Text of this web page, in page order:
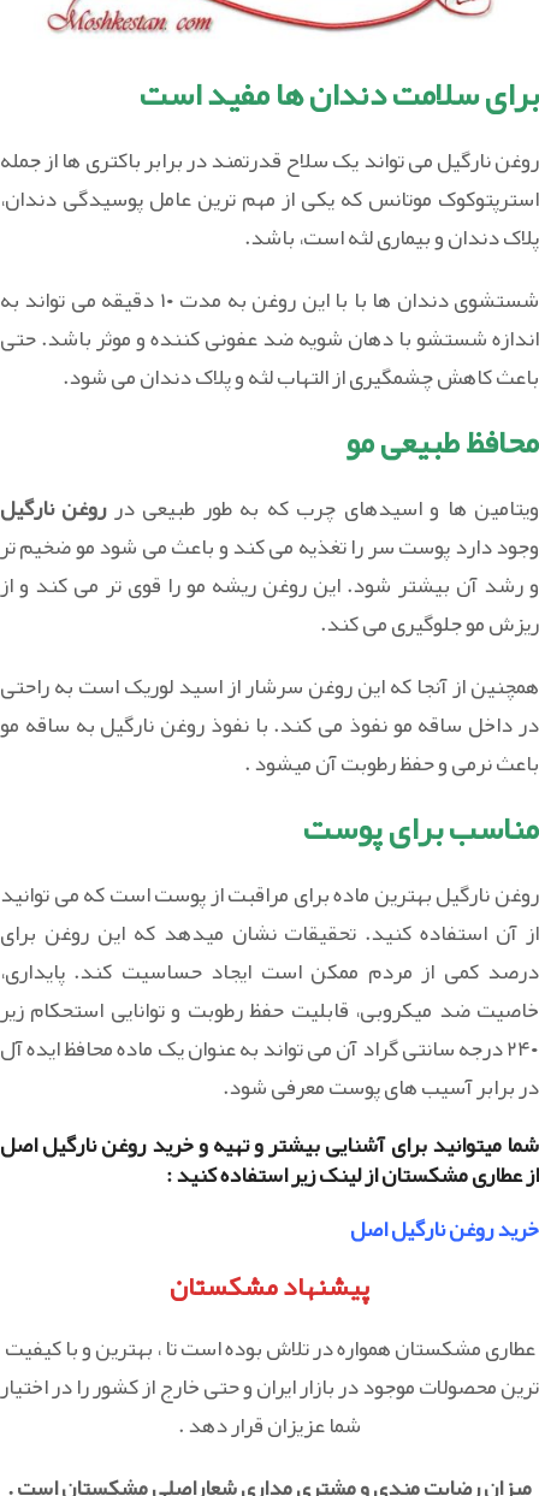
برای سلامت دندان ها مفید است
روغن نارگیل می تواند یک سلاح قدرتمند در برابر باکتری ها از جمله
استرپتوکوک موتانس که یکی از مهم ترین عامل پوسیدگی دندان،
پلاک دندان و بیماری لثه است، باشد.
شستشوی دندان ها با با این روغن به مدت ۱۰ دقیقه می تواند به
اندازه شستشو با دهان شویه ضد عفونی کننده و موثر باشد. حتی
باعث کاهش چشمگیری از التهاب لثه و پلاک دندان می شود.
محافظ طبیعی مو
ویتامین ها و اسیدهای چرب که به طور طبیعی درروغن نارگیل
وجود دارد پوست سر را تغذیه می کند و باعث می شود مو ضخیم تر
و رشد آن بیشتر شود. این روغن ریشه مو را قوی تر می کند و از
ریزش مو جلوگیری می کند.
همچنین از آنجا که این روغن سرشار از اسید لوریک است به راحتی
در داخل ساقه مو نفوذ می کند. با نفوذ روغن نارگیل به ساقه مو
باعث نرمی و حفظ رطوبت آن میشود .
مناسب برای پوست
روغن نارگیل بهترین ماده برای مراقبت از پوست است که می توانید
از آن استفاده کنید. تحقیقات نشان میدهد که این روغن برای
درصد کمی از مردم ممکن است ایجاد حساسیت کند. پایداری،
خاصیت ضد میکروبی، قابلیت حفظ رطوبت و توانایی استحکام زیر
۲۴۰ درجه سانتی گراد آن می تواند به عنوان یک ماده محافظ ایده آل
در برابر آسیب های پوست معرفی شود.
شما میتوانید برای آشنایی بیشتر و تهیه و خرید روغن نارگیل اصل
از عطاری مشکستان از لینک زیر استفاده کنید :
خرید روغن نارگیل اصل
پیشنهاد مشکستان
عطاری مشکستان همواره در تلاش بوده است تا ، بهترین و با کیفیت
ترین محصولات موجود در بازار ایران و حتی خارج از کشور را در اختیار
شما عزیزان قرار دهد .
میزان رضایت مندی و مشتری مداری شعاراصلی مشکستان است .